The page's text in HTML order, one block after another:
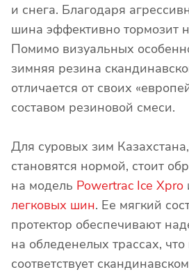
и снега. Благодаря
шина эффективно тормозит
Помимо визуальных
зимняя резина
отличается от своих
составом резиновой смеси.
Для суровых зим
становятся нормой, стоит
на модель Powertrac Ice Xpro
легковых шин. Ее мягкий
протектор обеспечивают
на обледенелых трассах,
соответствует